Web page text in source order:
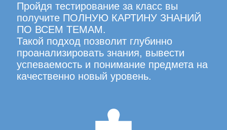
Пройдя тестирование за класс вы
получите ПОЛНУЮ КАРТИНУ ЗНАНИЙ
ПО ВСЕМ ТЕМАМ.
Такой подход позволит глубинно
проанализировать знания, вывести
успеваемость и понимание предмета на
качественно новый уровень.